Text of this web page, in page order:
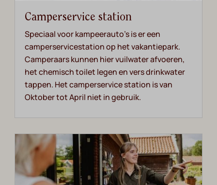
Camperservice station
Speciaal voor kampeerauto's is er een
camperservicestation op het vakantiepark.
Camperaars kunnen hier vuilwater afvoeren,
het chemisch toilet legen en vers drinkwater
tappen. Het camperservice station is van
Oktober tot April niet in gebruik.